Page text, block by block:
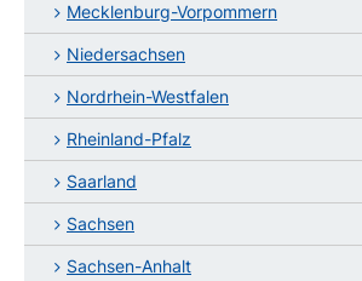
Mecklenburg-Vorpommern
Niedersachsen
Nordrhein-Westfalen
Rheinland-Pfalz
Saarland
Sachsen
Sachsen-Anhalt